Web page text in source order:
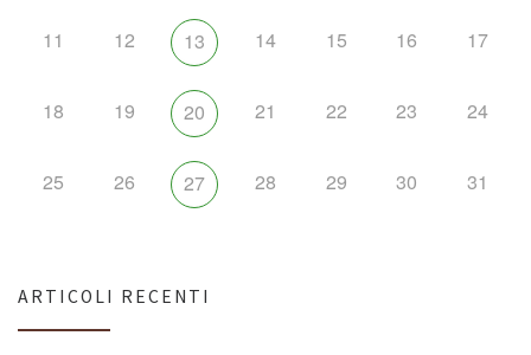
11 12 13 14 15 16 17
18 19 20 21 22 23 24
25 26 27 28 29 30 31
ARTICOLI RECENTI